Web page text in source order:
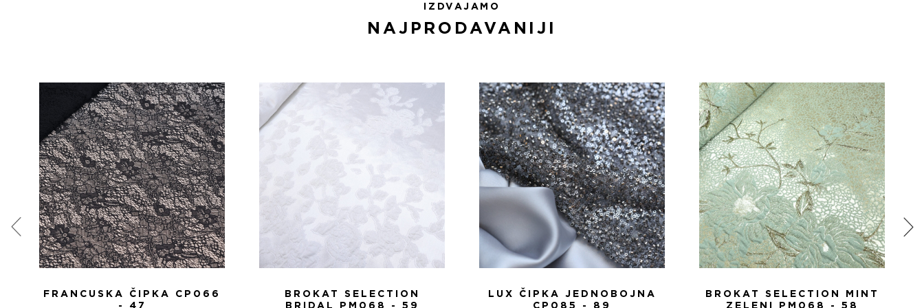
IZDVAJAMO
NAJPRODAVANIJI
FRANCUSKA ČIPKA CP066
- 47
BROKAT SELECTION
BRIDAL PM068 - 59
LUX ČIPKA JEDNOBOJNA
CP085 - 89
BROKAT SELECTION MINT
ZELENI PM068 - 58